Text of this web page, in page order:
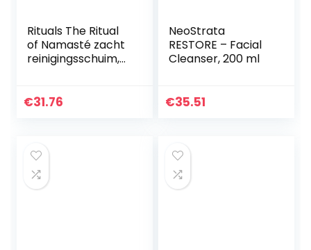
Rituals The Ritual
of Namasté zacht
reinigingsschuim,
€31.76
NeoStrata
RESTORE – Facial
Cleanser, 200 ml
€35.51